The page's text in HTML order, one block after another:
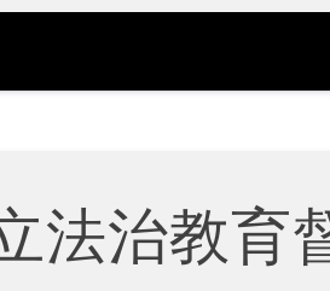
法治教育